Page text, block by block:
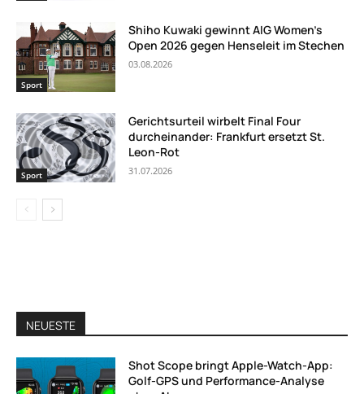
Sport
Shiho Kuwaki gewinnt AIG Women’s
Open 2026 gegen Henseleit im Stechen
03.08.2026
Sport
Gerichtsurteil wirbelt Final Four
durcheinander: Frankfurt ersetzt St.
Leon-Rot
31.07.2026
NEUESTE
Shot Scope bringt Apple-Watch-App:
Golf-GPS und Performance-Analyse